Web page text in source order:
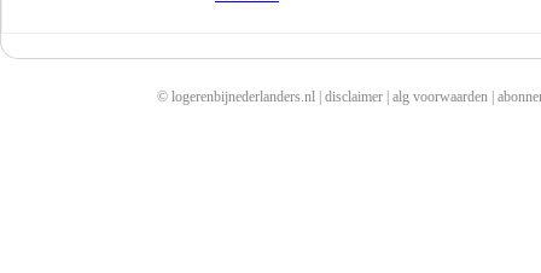
© logerenbijnederlanders.nl | disclaimer| alg voorwaarden|